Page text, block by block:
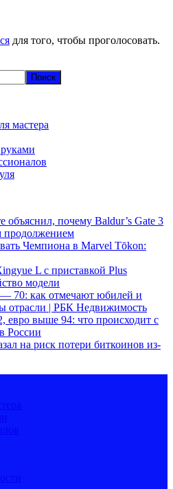
для того, чтобы проголосовать.
Поиск
мастера
объяснил, почему Baldur’s Gate 3
продолжением
Чемпиона в Marvel Tōkon:
L с приставкой Plus
модели
70: как отмечают юбилей и
отрасли | РБК Недвижимость
евро выше 94: что происходит с
России
на риск потери биткоинов из-